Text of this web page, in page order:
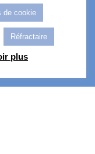

de cookie
Réfractaire
plus